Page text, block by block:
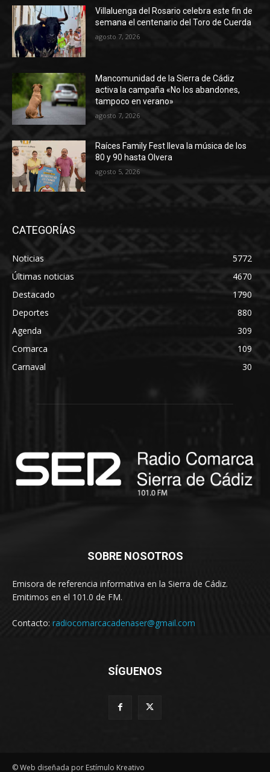
Villaluenga del Rosario celebra este fin de
semana el centenario del Toro de Cuerda
agosto 7, 2026
Mancomunidad de la Sierra de Cádiz
activa la campaña «No los abandones,
tampoco en verano»
agosto 7, 2026
Raíces Family Fest lleva la música de los
80 y 90 hasta Olvera
agosto 5, 2026
CATEGORÍAS
Noticias
5772
Últimas noticias
4670
Destacado
1790
Deportes
880
Agenda
309
Comarca
109
Carnaval
30
SOBRE NOSOTROS
Emisora de referencia informativa en la Sierra de Cádiz.
Emitimos en el 101.0 de FM.
Contacto: radiocomarcacadenaser@gmail.com
SÍGUENOS
© Web diseñada por Estímulo Kreativo